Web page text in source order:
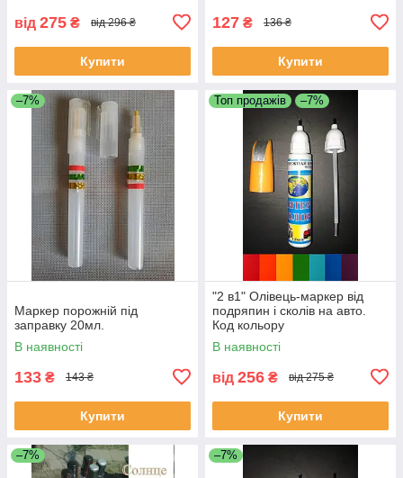
від 275 ₴ від 296 ₴
Купити
127 ₴ 136 ₴
Купити
–7%
Маркер порожній під
заправку 20мл.
В наявності
133 ₴ 143 ₴
Купити
Топ продажів –7%
"2 в1" Олівець-маркер від
подряпин і сколів на авто.
Код кольору
ОБОВ'ЯЗКОВИЙ!!!
В наявності
від 256 ₴ від 275 ₴
Купити
–7% –7%